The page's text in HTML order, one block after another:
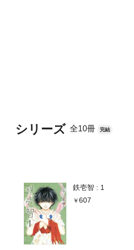
シリーズ 全10冊 完結
鉄壱智 : 1
607